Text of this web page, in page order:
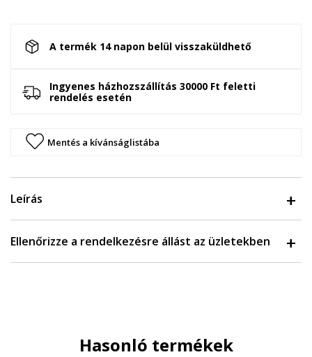
A termék 14 napon belül visszaküldhető
Ingyenes házhozszállítás 30000 Ft feletti
rendelés esetén
Mentés a kívánságlistába
Leírás
Ellenőrizze a rendelkezésre állást az üzletekben
Hasonló termékek